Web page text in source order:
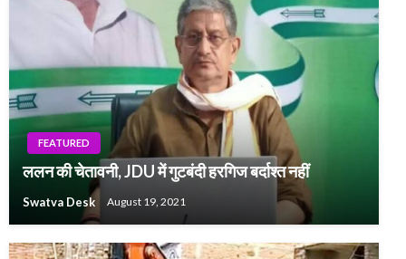
FEATURED
ललन की चेतावनी, JDU में गुटबंदी हरगिज बर्दाश्त नहीं
Swatva Desk August 19, 2021